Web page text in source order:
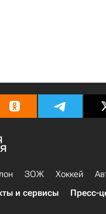
ЗОЖ Хоккей
и сервисы Пресс-